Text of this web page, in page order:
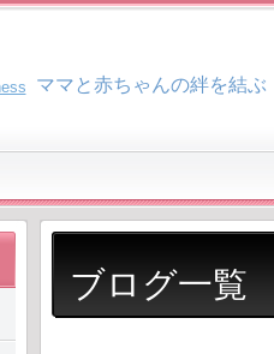
ママと赤ちゃんの絆を結
ブログ一覧